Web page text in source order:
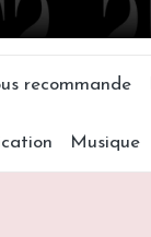
recommande
Musique